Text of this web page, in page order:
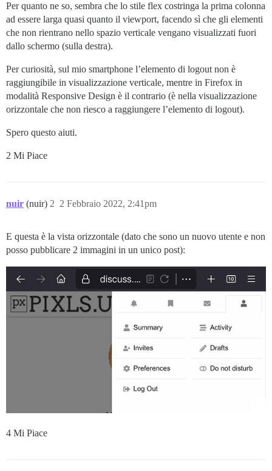
Per quanto ne so, sembra che lo stile flex costringa la prima colonna
ad essere larga quasi quanto il viewport, facendo sì che gli elementi
che non rientrano nello spazio verticale vengano visualizzati fuori
dallo schermo (sulla destra).
Per curiosità, sul mio smartphone l’elemento di logout non è
raggiungibile in visualizzazione verticale, mentre in Firefox in
modalità Responsive Design è il contrario (è nella visualizzazione
orizzontale che non riesco a raggiungere l’elemento di logout).
Spero questo aiuti.
2 Mi Piace
nuir (nuir) 2 Febbraio 2022, 2:41pm
2
E questa è la vista orizzontale (dato che sono un nuovo utente e non
posso pubblicare 2 immagini in un unico post):
4 Mi Piace